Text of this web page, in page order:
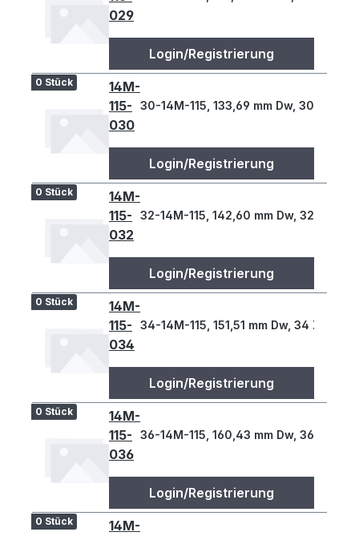
029
Login/Registrierung
0 Stück
14M-
115-
030
30-14M-115, 133,69 mm Dw, 30 Z., 14 T
Login/Registrierung
0 Stück
14M-
115-
032
32-14M-115, 142,60 mm Dw, 32 Z., 14 T
Login/Registrierung
0 Stück
14M-
115-
034
34-14M-115, 151,51 mm Dw, 34 Z., 14 T
Login/Registrierung
0 Stück
14M-
115-
036
36-14M-115, 160,43 mm Dw, 36 Z., 14 T
Login/Registrierung
0 Stück
14M-